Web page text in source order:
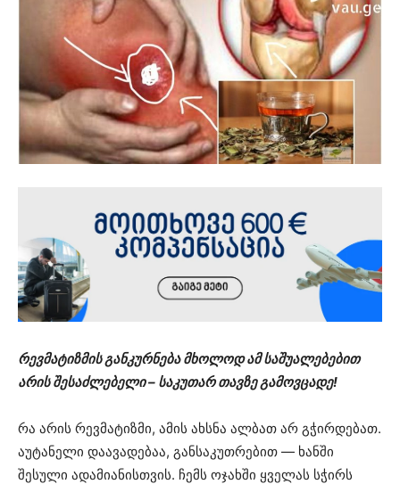
რევმატიზმის განკურნება მხოლოდ ამ საშუალებებით
არის შესაძლებელი – საკუთარ თავზე გამოვცადე!
რა არის რევმატიზმი, ამის ახსნა ალბათ არ გჭირდებათ.
აუტანელი დაავადებაა, განსაკუთრებით — ხანში
შესული ადამიანისთვის. ჩემს ოჯახში ყველას სჭირს